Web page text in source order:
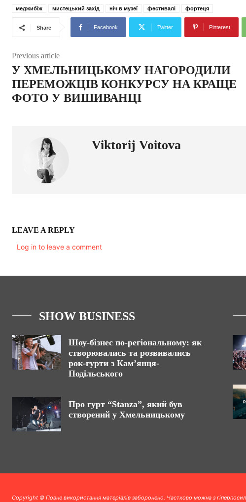
меджибіж мистецький захід ніч в музеї фестивалі фортеця
Share Facebook Twitter Pinterest
Previous article
У ХМЕЛЬНИЦЬКОМУ НАГОРОДИЛИ
ПЕРЕМОЖЦІВ КОНКУРСУ НА КРАЩЕ
ФОТО У ВИШИВАНЦІ
Viktorij Voitova
LEAVE A REPLY
Log in to leave a comment
SHOW BUSINESS
Шоу-бізнес по-регіональному: як
створювались та розвивались
рок-гурти з Кам’янця-
Подільського
Про гурт “Stanza”, який був
створений у Хмельницькому
Copyright © Повне використання матеріалів заборонено. Частково можна з